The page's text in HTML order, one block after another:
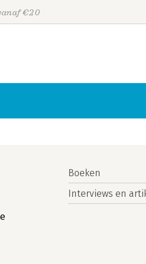
€20
Boeken
Interviews en
Personen